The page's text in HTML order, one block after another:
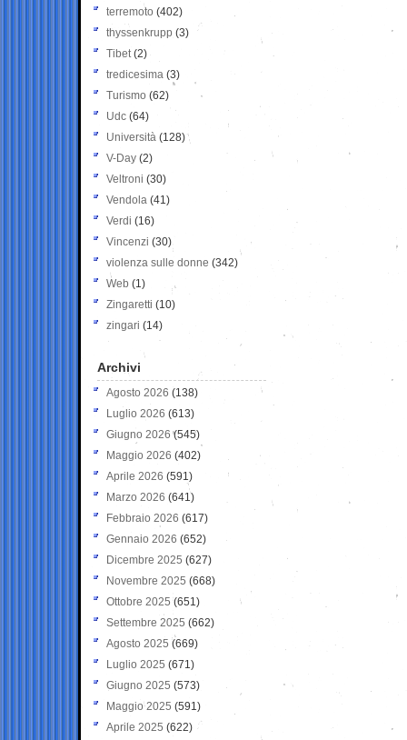
terremoto (402)
thyssenkrupp (3)
Tibet(2)
tredicesima (3)
Turismo (62)
Udc (64)
Università (128)
V-Day (2)
Veltroni (30)
Vendola (41)
Verdi (16)
Vincenzi (30)
violenza sulle donne (342)
Web (1)
Zingaretti (10)
zingari (14)
Archivi
Agosto 2026 (138)
Luglio 2026 (613)
Giugno 2026 (545)
Maggio 2026 (402)
Aprile 2026 (591)
Marzo 2026 (641)
Febbraio 2026 (617)
Gennaio 2026 (652)
Dicembre 2025 (627)
Novembre 2025 (668)
Ottobre 2025 (651)
Settembre 2025 (662)
Agosto 2025 (669)
Luglio 2025 (671)
Giugno 2025 (573)
Maggio 2025 (591)
Aprile 2025 (622)